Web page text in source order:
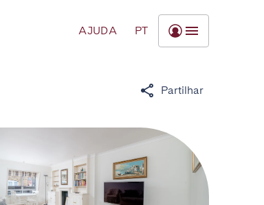
AJUDA PT
Partilhar